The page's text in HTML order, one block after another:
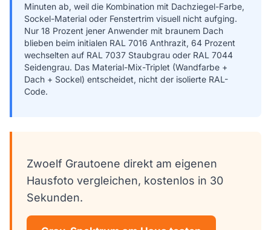
Minuten ab, weil die Kombination mit Dachziegel-Farbe,
Sockel-Material oder Fenstertrim visuell nicht aufging.
Nur 18 Prozent jener Anwender mit braunem Dach
blieben beim initialen RAL 7016 Anthrazit, 64 Prozent
wechselten auf RAL 7037 Staubgrau oder RAL 7044
Seidengrau. Das Material-Mix-Triplet (Wandfarbe +
Dach + Sockel) entscheidet, nicht der isolierte RAL-
Code.
Zwoelf Grautoene direkt am eigenen
Hausfoto vergleichen, kostenlos in 30
Sekunden.